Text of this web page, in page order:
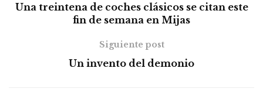
Una treintena de coches clásicos se citan este
fin de semana en Mijas
Siguiente post
Un invento del demonio